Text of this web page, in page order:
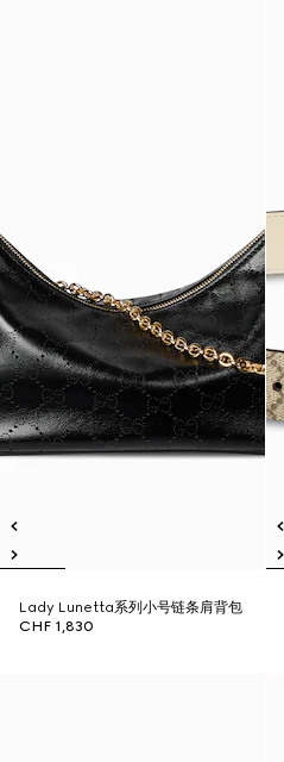
Lady Lunetta系列小号链条肩背包
CHF 1,830